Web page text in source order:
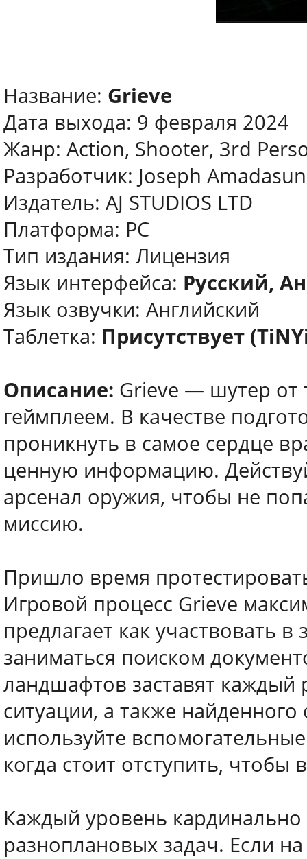
Название: Grieve
Дата выхода: 9 февраля 2024
Жанр: Action, Shooter, 3rd
Разработчик: Joseph Amadasun
Издатель: AJ STUDIOS LTD
Платформа: PC
Тип издания: Лицензия
Язык интерфейса: Русский,
Язык озвучки: Английский
Таблетка: Присутствует
Описание: Grieve — шутер от
геймплеем. В качестве
проникнуть в самое сердце
ценную информацию.
арсенал оружия, чтобы не
миссию.
Пришло время
Игровой процесс Grieve
предлагает как участвовать
заниматься поиском
ландшафтов заставят каждый
ситуации, а также
используйте
когда стоит отступить, чтобы
Каждый уровень кардинально
разноплановых задач. Если